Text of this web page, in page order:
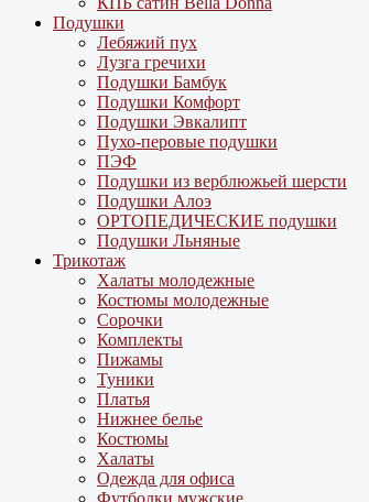
Подушки
Лебяжий пух
Лузга гречихи
Подушки Бамбук
Подушки Комфорт
Подушки Эвкалипт
Пухо-перовые подушки
ПЭФ
Подушки из верблюжьей шерсти
Подушки Алоэ
ОРТОПЕДИЧЕСКИЕ подушки
Подушки Льняные
Трикотаж
Халаты молодежные
Костюмы молодежные
Сорочки
Комплекты
Пижамы
Туники
Платья
Нижнее белье
Костюмы
Халаты
Одежда для офиса
Футболки мужские